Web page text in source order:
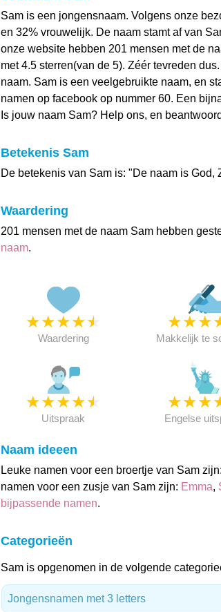
Sam is een jongensnaam. Volgens onze
en 32% vrouwelijk. De naam stamt af van
onze website hebben 201 mensen met de
met 4.5 sterren(van de 5). Zéér tevreden
naam. Sam is een veelgebruikte naam, en
namen op facebook op nummer 60. Een
Is jouw naam Sam? Help ons, en beantwoord
Betekenis Sam
De betekenis van Sam is: "De naam is God,
Waardering
201 mensen met de naam Sam hebben
naam.
★★★★★
Waardering
★★★
Makkelijk te
★★★★★
Uitspraak
★★★
Engelse
Naam ideeen
Leuke namen voor een broertje van Sam zijn:
namen voor een zusje van Sam zijn: Emma,
bijpassende namen.
Categorieën
Sam is opgenomen in de volgende
Jongensnamen met 3 letters